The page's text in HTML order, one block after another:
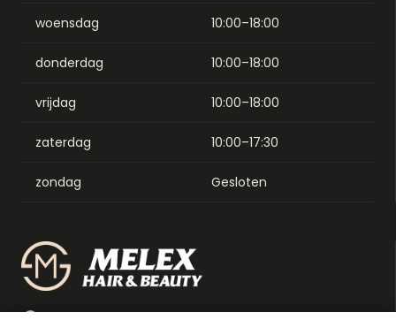
woensdag 10:00–18:00
donderdag 10:00–18:00
vrijdag 10:00–18:00
zaterdag 10:00–17:30
zondag Gesloten